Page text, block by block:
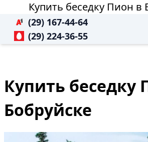
Купить беседку Пион в
(29) 167-44-64
(29) 224-36-55
Купить беседку
Бобруйске